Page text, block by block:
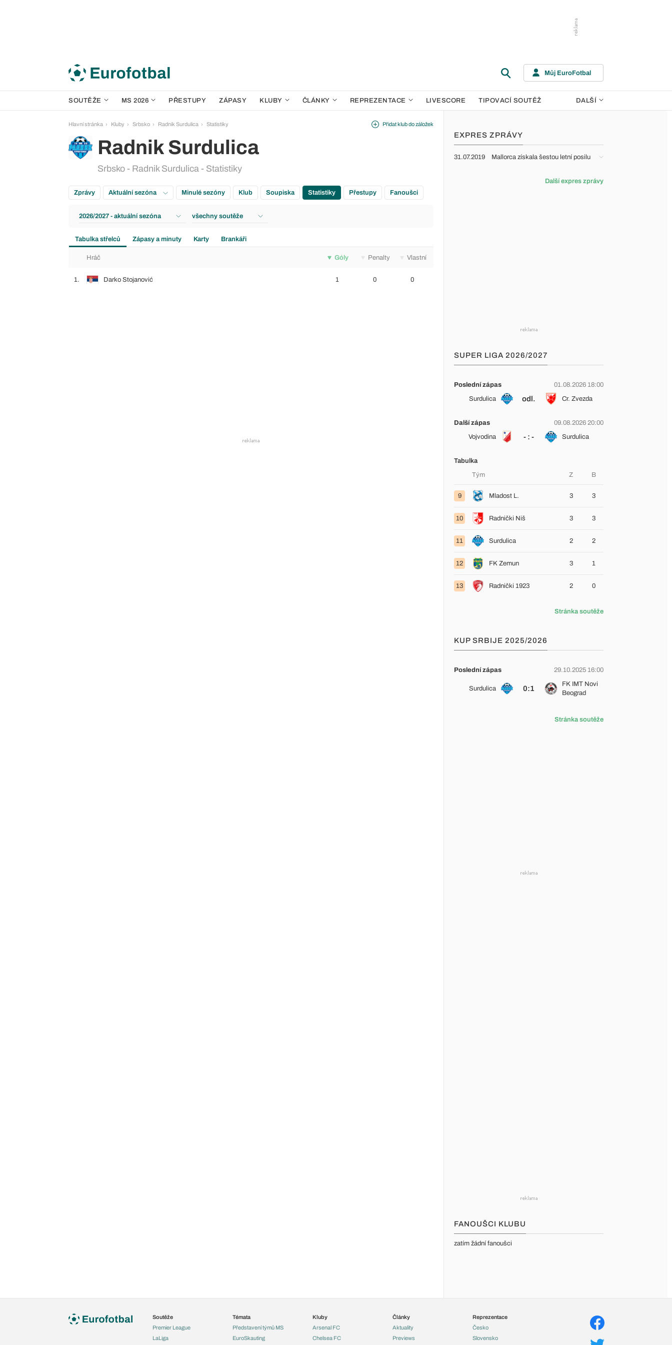
Můj EuroFotbal
SOUTĚŽE MS 2026 PŘESTUPY ZÁPASY KLUBY ČLÁNKY REPREZENTACE LIVESCORE TIPOVACÍ SOUTĚŽ DALŠÍ
Hlavní stránka Kluby Srbsko Radnik Surdulica Statistiky
Radnik Surdulica
Srbsko - Radnik Surdulica - Statistiky
Přidat klub do záložek
Zprávy Aktuální sezóna Minulé sezóny Klub Soupiska Statistiky Přestupy Fanoušci
2026/2027 - aktuální sezóna všechny soutěže
Tabulka střelců Zápasy a minuty Karty Brankáři
Hráč Góly Penalty Vlastní
1. Darko Stojanović 1 0 0
EXPRES ZPRÁVY
31.07.2019 Mallorca získala šestou letní posilu
Další expres zprávy
SUPER LIGA 2026/2027
Poslední zápas
01.08.2026 18:00
Surdulica
odl. Cr. Zvezda
Další zápas
09.08.2026 20:00
Vojvodina
- : - Surdulica
Tabulka
Tým
Z B
9 Mladost L. 3 3
10 Radnički Niš 3 3
11 Surdulica 2 2
12 FK Zemun 3 1
13 Radnički 1923 2 0
Stránka soutěže
KUP SRBIJE 2025/2026
Poslední zápas 29.10.2025 16:00
Surdulica 0:1
FK IMT Novi
Beograd
Stránka soutěže
FANOUŠCI KLUBU
zatím žádní fanoušci
Soutěže
Premier League
LaLiga
Témata
Představení týmů MS
EuroSkauting
Kluby
Arsenal FC
Chelsea FC
Články
Aktuality
Previews
Reprezentace
Česko
Slovensko